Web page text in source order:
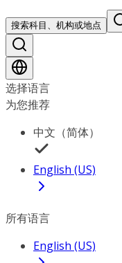
搜索科目、机构或地点
选择语言
为您推荐
中文（简体）
English (US)
所有语言
English (US)